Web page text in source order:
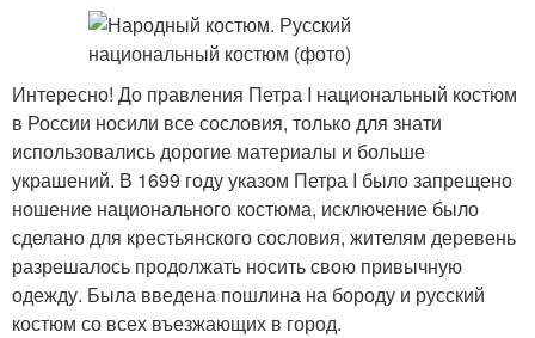
Интересно! До правления Петра I национальный костюм
в России носили все сословия, только для знати
использовались дорогие материалы и больше
украшений. В 1699 году указом Петра I было запрещено
ношение национального костюма, исключение было
сделано для крестьянского сословия, жителям деревень
разрешалось продолжать носить свою привычную
одежду. Была введена пошлина на бороду и русский
костюм со всех въезжающих в город.